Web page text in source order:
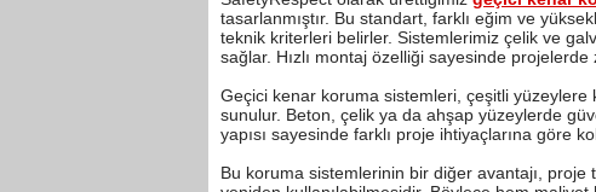
tasarlanmıştır. Bu standart, farklı eğim ve
teknik kriterleri belirler. Sistemlerimiz çelik ve
sağlar. Hızlı montaj özelliği sayesinde
Geçici kenar koruma sistemleri, çeşitli yüzeylere
sunulur. Beton, çelik ya da ahşap yüzeylerde
yapısı sayesinde farklı proje ihtiyaçlarına göre
Bu koruma sistemlerinin bir diğer avantajı, proje